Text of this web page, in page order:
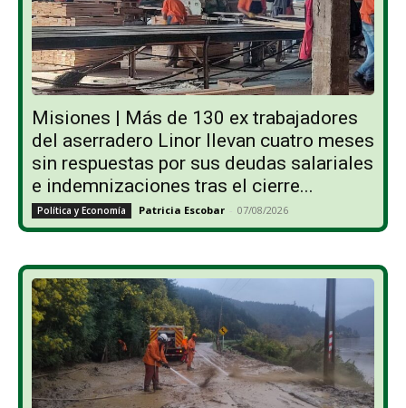
Misiones | Más de 130 ex trabajadores
del aserradero Linor llevan cuatro meses
sin respuestas por sus deudas salariales
e indemnizaciones tras el cierre...
Política y Economía Patricia Escobar - 07/08/2026